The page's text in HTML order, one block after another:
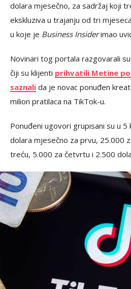
dolara mjesečno, za sadržaj koji
ekskluziva u trajanju od tri
u koje je Business Insiderimao
Novinari tog portala razgovarali
čiji su klijenti prihvatili Metine
saznali da je novac ponuđen
milion pratilaca na TikTok-u.
Ponuđeni ugovori grupisani su u
dolara mjesečno za prvu, 25.000
treću, 5.000 za četvrtu i 2.500